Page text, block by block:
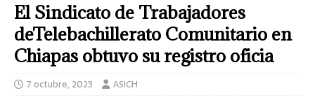
El Sindicato de Trabajadores
deTelebachillerato Comunitario en
Chiapas obtuvo su registro oficia
7 octubre, 2023 ASICH